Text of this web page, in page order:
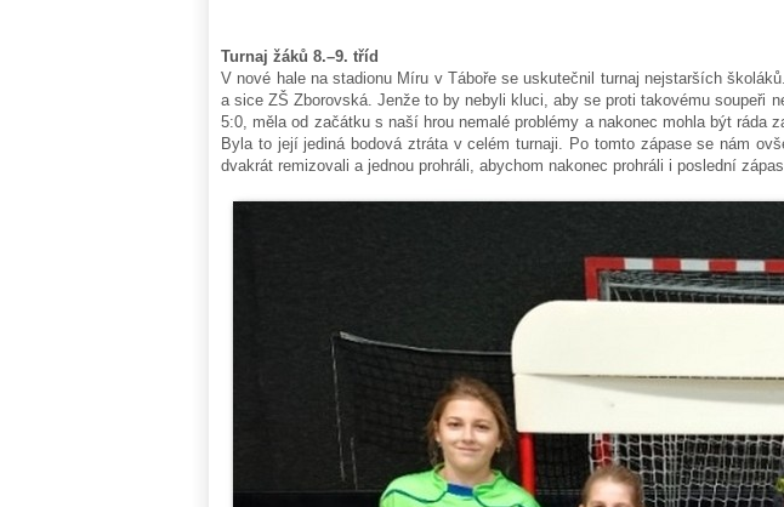
Turnaj žáků 8.–9. tříd
V nové hale na stadionu Míru v Táboře se uskutečnil turnaj nejstarších
a sice ZŠ Zborovská. Jenže to by nebyli kluci, aby se proti takovému soupeři
5:0, měla od začátku s naší hrou nemalé problémy a nakonec mohla být
Byla to její jediná bodová ztráta v celém turnaji. Po tomto zápase se nám
dvakrát remizovali a jednou prohráli, abychom nakonec prohráli i poslední